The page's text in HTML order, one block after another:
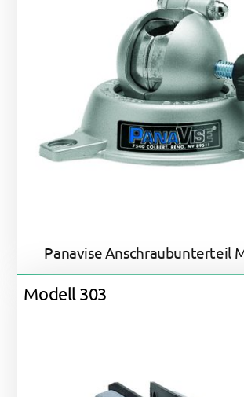
Panavise Anschraubunterteil
Modell 303